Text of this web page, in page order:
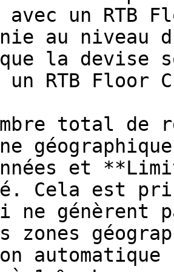
avec un RTB
au niveau
que la
un RTB Floor
total de
et
Cela est
ne génèrent
zones
automatique